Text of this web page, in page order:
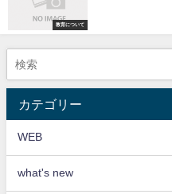
教育について
カテゴリー
WEB
what's new